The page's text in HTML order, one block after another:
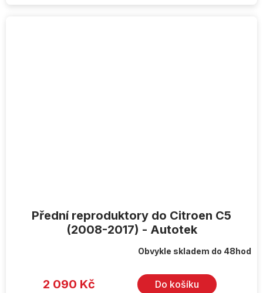
Přední reproduktory do Citroen C5
(2008-2017) - Autotek
Obvykle skladem do 48hod
2 090 Kč Do košíku